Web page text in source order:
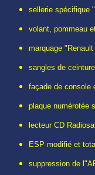
sellerie spécifique
volant, pommeau
marquage
sangles de
façade de console
plaque numérotée
lecteur CD
ESP modifié et
suppression de